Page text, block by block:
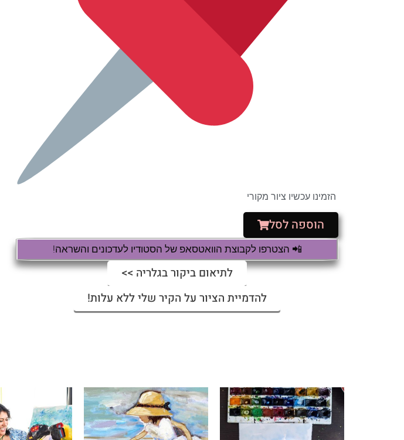
הזמינו עכשיו ציור מקורי
הוספה לסל
📲 הצטרפו לקבוצת הוואטסאפ של הסטודיו לעדכונים והשראה!
לתיאום ביקור בגלריה >>
להדמיית הציור על הקיר שלי ללא עלות!